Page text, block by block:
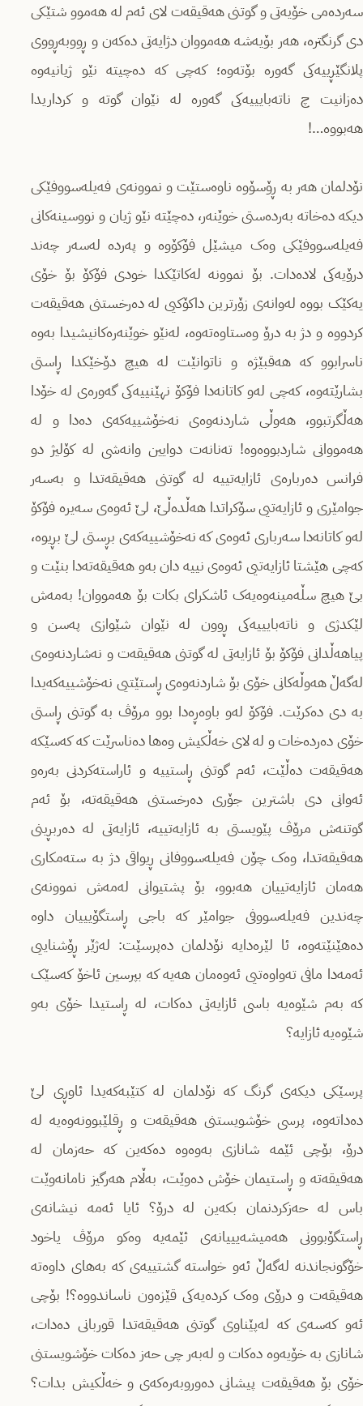
سەردەمی خۆیەتی و گوتنی هەقیقەت لای ئەم لە هەموو شتێکی
دی گرنگترە، هەر بۆیەشە هەمووان دژایەتی دەکەن و ڕووبەڕووی
پلانگێڕییەکی گەورە بۆتەوە؛ کەچی کە دەچیتە نێو ژیانیەوە
دەزانیت چ ناتەبایییەکی گەورە لە نێوان گوتە و کرداریدا
هەبووە…!
نۆدلمان هەر بە ڕۆسۆوە ناوەستێت و نموونەی فەیلەسووفێکی
دیکە دەخاتە بەردەستی خوێنەر، دەچێتە نێو ژیان و نووسینەکانی
فەیلەسووفێکی وەک میشێل فۆکۆوە و پەردە لەسەر چەند
درۆیەکی لادەدات. بۆ نموونە لەکاتێکدا خودی فۆکۆ بۆ خۆی
یەکێک بووە لەوانەی زۆرترین داکۆکیی لە دەرخستنی هەقیقەت
کردووە و دژ بە درۆ وەستاوەتەوە، لەنێو خوێنەرەکانیشیدا بەوە
ناسرابوو کە هەقبێژە و ناتوانێت لە هیچ دۆخێکدا ڕاستی
بشارێتەوە، کەچی لەو کاتانەدا فۆکۆ نهێنییەکی گەورەی لە خۆدا
هەڵگرتبوو، هەوڵی شاردنەوەی نەخۆشییەکەی دەدا و لە
هەمووانی شاردبووەوە! تەنانەت دوایین وانەشی لە کۆلیژ دو
فرانس دەربارەی ئازایەتییە لە گوتنی هەقیقەتدا و بەسەر
جوامێری و ئازایەتیی سۆکراتدا هەڵدەڵێ، لێ ئەوەی سەیرە فۆکۆ
لەو کاتانەدا سەرباری ئەوەی کە نەخۆشییەکەی بڕستی لێ بڕیوە،
کەچی هێشتا ئازایەتیی ئەوەی نییە دان بەو هەقیقەتەدا بنێت و
بێ هیچ سڵەمینەوەیەک ئاشکرای بکات بۆ هەمووان! بەمەش
لێکدژی و ناتەبایییەکی ڕوون لە نێوان شێوازی پەسن و
پیاهەڵدانی فۆکۆ بۆ ئازایەتی لە گوتنی هەقیقەت و نەشاردنەوەی
لەگەڵ هەوڵەکانی خۆی بۆ شاردنەوەی ڕاستێتیی نەخۆشییەکەیدا
بە دی دەکرێت. فۆکۆ لەو باوەڕەدا بوو مرۆڤ بە گوتنی ڕاستی
خۆی دەردەخات و لە لای خەڵکیش وەها دەناسرێت کە کەسێکە
هەقیقەت دەڵێت، ئەم گوتنی ڕاستییە و ئاراستەکردنی بەرەو
ئەوانی دی باشترین جۆری دەرخستنی هەقیقەتە، بۆ ئەم
گوتنەش مرۆڤ پێویستی بە ئازایەتییە، ئازایەتی لە دەربڕینی
هەقیقەتدا، وەک چۆن فەیلەسووفانی ڕیواقی دژ بە ستەمکاری
هەمان ئازایەتییان هەبوو، بۆ پشتیوانی لەمەش نموونەی
چەندین فەیلەسووفی جوامێر کە باجی ڕاستگۆیییان داوە
دەهێنێتەوە، ئا لێرەدایە نۆدلمان دەپرسێت: لەژێر ڕۆشناییی
ئەمەدا مافی تەواوەتیی ئەوەمان هەیە کە بپرسین ئاخۆ کەسێک
کە بەم شێوەیە باسی ئازایەتی دەکات، لە ڕاستیدا خۆی بەو
شێوەیە ئازایە؟
پرسێکی دیکەی گرنگ کە نۆدلمان لە کتێبەکەیدا ئاوڕی لێ
دەداتەوە، پرسی خۆشویستنی هەقیقەت و ڕقلێبوونەوەیە لە
درۆ، بۆچی ئێمە شانازی بەوەوە دەکەین کە حەزمان لە
هەقیقەتە و ڕاستیمان خۆش دەوێت، بەڵام هەرگیز نامانەوێت
باس لە حەزکردنمان بکەین لە درۆ؟ ئایا ئەمە نیشانەی
ڕاستگۆبوونی هەمیشەیییانەی ئێمەیە وەکو مرۆڤ یاخود
خۆگونجاندنە لەگەڵ ئەو خواستە گشتییەی کە بەهای داوەتە
هەقیقەت و درۆی وەک کردەیەکی قێزەون ناساندووە؟! بۆچی
ئەو کەسەی کە لەپێناوی گوتنی هەقیقەتدا قوربانی دەدات،
شانازی بە خۆیەوە دەکات و لەبەر چی حەز دەکات خۆشویستنی
خۆی بۆ هەقیقەت پیشانی دەوروبەرەکەی و خەڵکیش بدات؟